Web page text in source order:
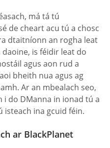
má tá tú
de cheart acu tú a chosc
dtaitníonn an rogha leat
is féidir leat do
agus aon rud a
bheith nua agus ag
Ar an mbealach seo,
i do DManna in ionad tú a
isteach ina gcuid féin.
ar BlackPlanet